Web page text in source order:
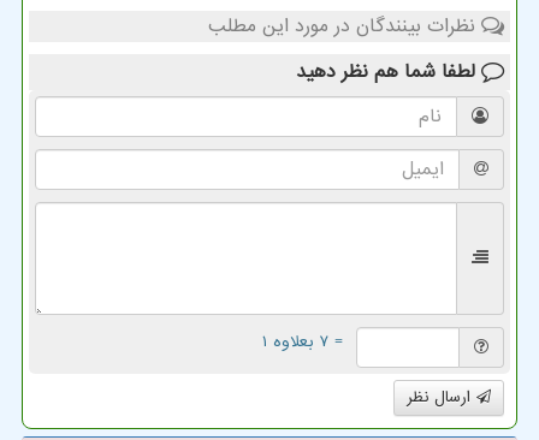
نظرات بینندگان در مورد این مطلب
لطفا شما هم نظر دهید
= ۷ بعلاوه ۱
ارسال نظر